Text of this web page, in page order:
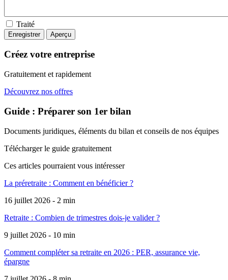
Traité
Créez votre entreprise
Gratuitement et rapidement
Découvrez nos offres
Guide : Préparer son 1er bilan
Documents juridiques, éléments du bilan et conseils de nos équipes
Télécharger le guide gratuitement
Ces articles pourraient vous intéresser
La préretraite : Comment en bénéficier ?
16 juillet 2026 - 2 min
Retraite : Combien de trimestres dois-je valider ?
9 juillet 2026 - 10 min
Comment compléter sa retraite en 2026 : PER, assurance vie,
épargne